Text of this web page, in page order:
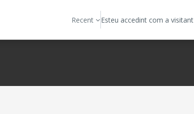
Recent Esteu accedint com a visitant